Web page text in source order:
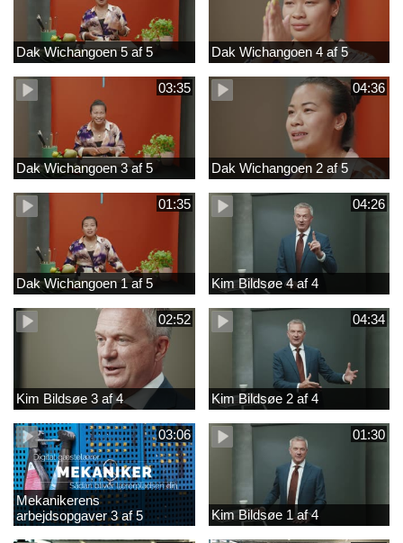
Dak Wichangoen 5 af 5 Dak Wichangoen 4 af 5
03:35
Dak Wichangoen 3 af 5
04:36
Dak Wichangoen 2 af 5
01:35
Dak Wichangoen 1 af 5
04:26
Kim Bildsøe 4 af 4
02:52
Kim Bildsøe 3 af 4
04:34
Kim Bildsøe 2 af 4
03:06
Mekanikerens
arbejdsopgaver 3 af 5
(lærepladssøgning)
01:30
Kim Bildsøe 1 af 4